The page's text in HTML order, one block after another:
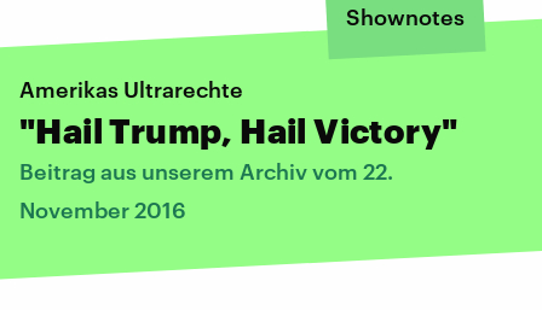
Shownotes
Amerikas Ultrarechte
"Hail Trump, Hail Victory"
Beitrag aus unserem Archiv vom 22.
November 2016